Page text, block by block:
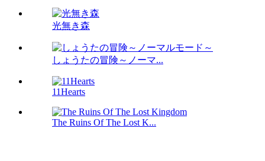
光無き森
しょうたの冒険～ノーマ...
11Hearts
The Ruins Of The Lost K...